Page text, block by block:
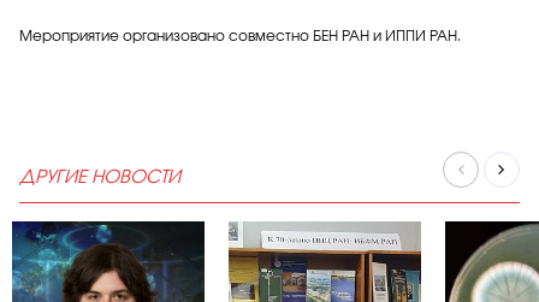
Мероприятие организовано совместно БЕН РАН и ИППИ РАН.
ДРУГИЕ НОВОСТИ